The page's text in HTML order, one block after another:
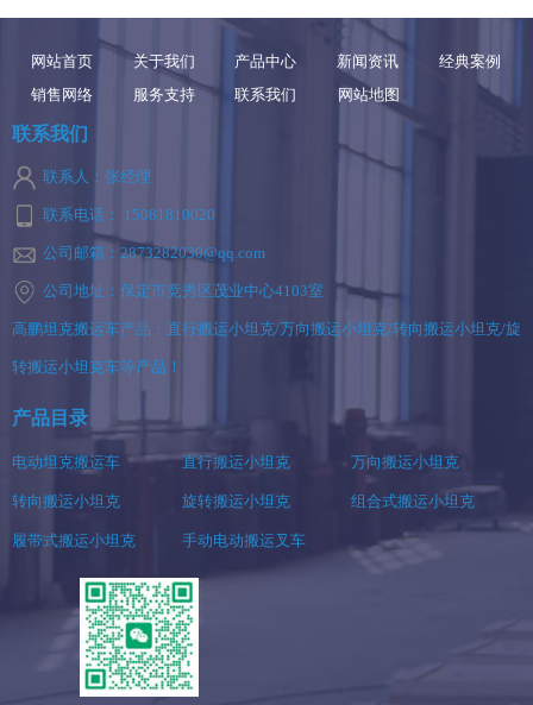
网站首页 关于我们 产品中心 新闻资讯
经典案例
销售网络
服务支持 联系我们 网站地图
联系我们
联系人：张经理
联系电话： 15081810020
公司邮箱：2873282030@qq.com
公司地址：保定市竞秀区茂业中心4103室
高鹏坦克搬运车产品：直行搬运小坦克/万向搬运小坦克/转向搬运小坦克/旋
转搬运小坦克车等产品！
产品目录
电动坦克搬运车 直行搬运小坦克 万向搬运小坦克
转向搬运小坦克 旋转搬运小坦克 组合式搬运小坦克
履带式搬运小坦克 手动电动搬运叉车